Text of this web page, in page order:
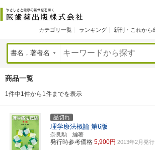
カテゴリ一覧 ランキング 新刊・これから
商品一覧
1件中1件から1件までを表示
品切れ
理学療法概論 第6版
奈良勲 編著
発行時参考価格 5,900円 2013年2月発行